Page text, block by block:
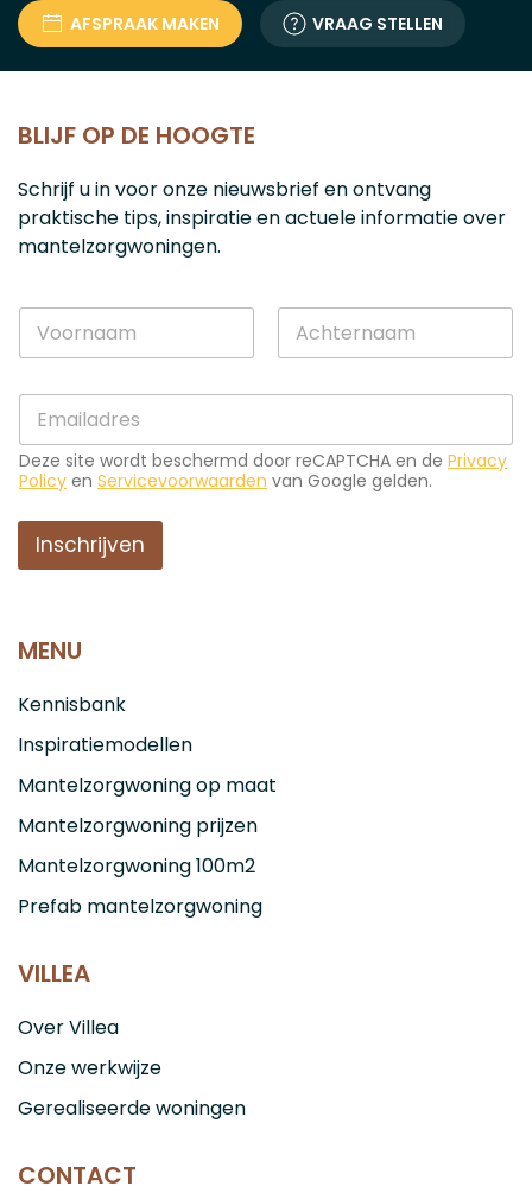
AFSPRAAK MAKEN VRAAG STELLEN
BLIJF OP DE HOOGTE
Schrijf u in voor onze nieuwsbrief en ontvang
praktische tips, inspiratie en actuele informatie over
mantelzorgwoningen.
N
a
Voornaam Achternaam
*
m
a
l
-
i
l
E
m
a
i
l
Deze site wordt beschermd door reCAPTCHA en de Privacy
Policy en Servicevoorwaarden van Google gelden.
Inschrijven
MENU
Kennisbank
Inspiratiemodellen
Mantelzorgwoning op maat
Mantelzorgwoning prijzen
Mantelzorgwoning 100m2
Prefab mantelzorgwoning
VILLEA
Over Villea
Onze werkwijze
Gerealiseerde woningen
CONTACT